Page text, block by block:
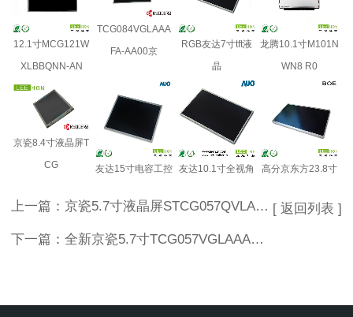
12.1寸MCG121W
XLBBQNN-AN
TCG084VGLAAA
FA-AA00京
RGB友达7寸tft液
晶
龙腾10.1寸M101N
WN8 R0
京瓷8.4寸液晶屏T
CG
友达15寸电容工控 友达10.1寸全视角 高分京东方23.8寸
上一篇： 京瓷5.7寸液晶屏STCG057QVLAM-G02 宽温工控显示屏
下一篇： 全新京瓷5.7寸TCG057VGLAAANN-GN20工业液晶屏
[ 返回列表 ]